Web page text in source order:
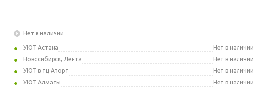
Нет в наличии
УЮТ Астана
Нет в наличии
Новосибирск, Лента
Нет в наличии
УЮТ в тц Апорт
Нет в наличии
УЮТ Алматы
Нет в наличии